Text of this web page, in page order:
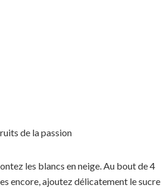
de la passion
les blancs en neige. Au bout de 4
encore, ajoutez délicatement le sucre